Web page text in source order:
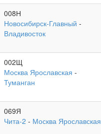
008Н
Новосибирск-Главный -
Владивосток
002Щ
Москва Ярославская -
Туманган
069Я
Чита-2 - Москва Ярославская